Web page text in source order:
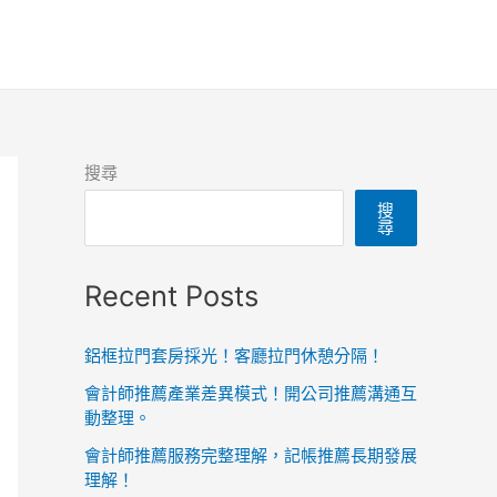
搜尋
搜
尋
Recent Posts
鋁框拉門套房採光！客廳拉門休憩分隔！
會計師推薦產業差異模式！開公司推薦溝通互
動整理。
會計師推薦服務完整理解，記帳推薦長期發展
理解！